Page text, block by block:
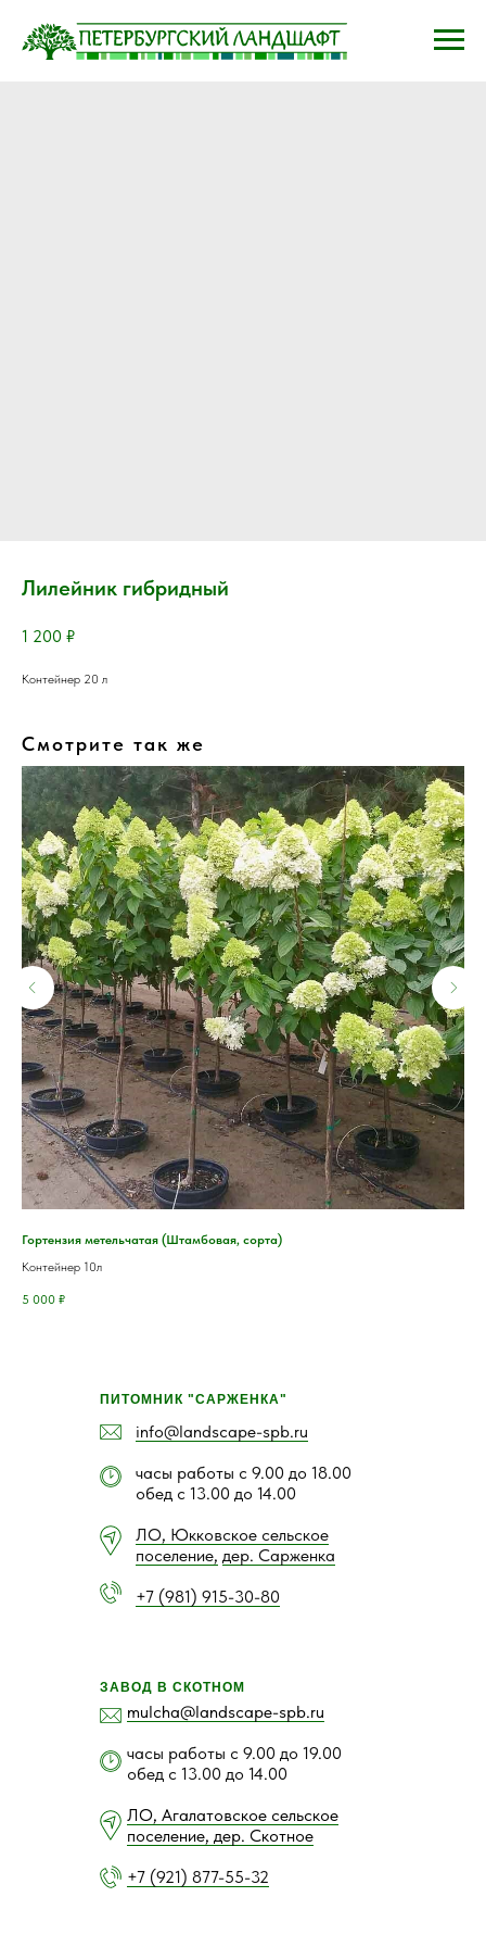
Лилейник гибридный
1 200 ₽
Контейнер 20 л
Смотрите так же
Гортензия метельчатая (Штамбовая, сорта)
Контейнер 10л
5 000 ₽
ПИТОМНИК "САРЖЕНКА"
info@landscape-spb.ru
часы работы с 9.00 до 18.00
обед с 13.00 до 14.00
ЛО, Юкковское сельское
поселение, дер. Сарженка
+7 (981) 915-30-80
ЗАВОД В СКОТНОМ
mulcha@landscape-spb.ru
часы работы с 9.00 до 19.00
обед с 13.00 до 14.00
ЛО, Агалатовское сельское
поселение, дер. Скотное
+7 (921) 877-55-32